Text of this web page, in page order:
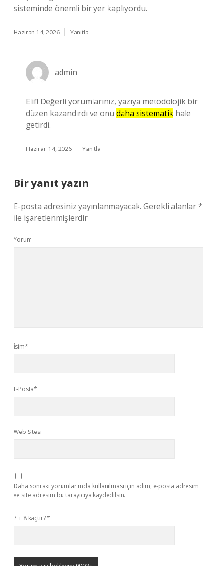
sisteminde önemli bir yer kaplıyordu.
Haziran 14, 2026 Yanıtla
admin
Elif! Değerli yorumlarınız, yazıya metodolojik bir
düzen kazandırdı ve onu daha sistematik hale
getirdi.
Haziran 14, 2026 Yanıtla
Bir yanıt yazın
E-posta adresiniz yayınlanmayacak. Gerekli alanlar*
ile işaretlenmişlerdir
Yorum
İsim*
E-Posta*
Web Sitesi
Daha sonraki yorumlarımda kullanılması için adım, e-posta adresim
ve site adresim bu tarayıcıya kaydedilsin.
7 + 8 kaçtır?*